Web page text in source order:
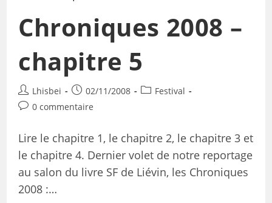
Chroniques 2008 –
chapitre 5
Lhisbei 02/11/2008
Festival
0 commentaire
Lire le chapitre 1, le chapitre 2, le chapitre 3 et
le chapitre 4. Dernier volet de notre reportage
au salon du livre SF de Liévin, les Chroniques
2008 :…